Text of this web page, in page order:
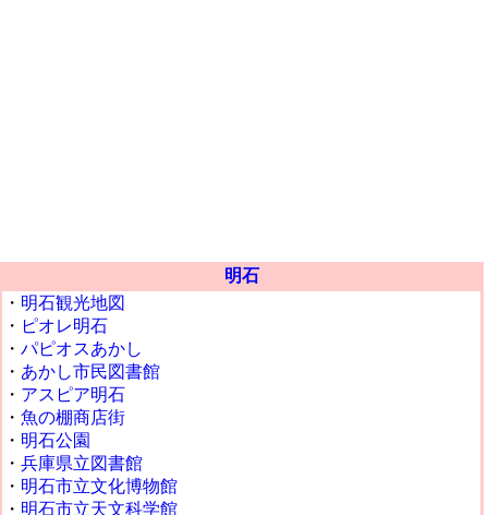
明石
・ 明石観光地図
・ ピオレ明石
・ パピオスあかし
・ あかし市民図書館
・ アスピア明石
・ 魚の棚商店街
・ 明石公園
・ 兵庫県立図書館
・ 明石市立文化博物館
・ 明石市立天文科学館